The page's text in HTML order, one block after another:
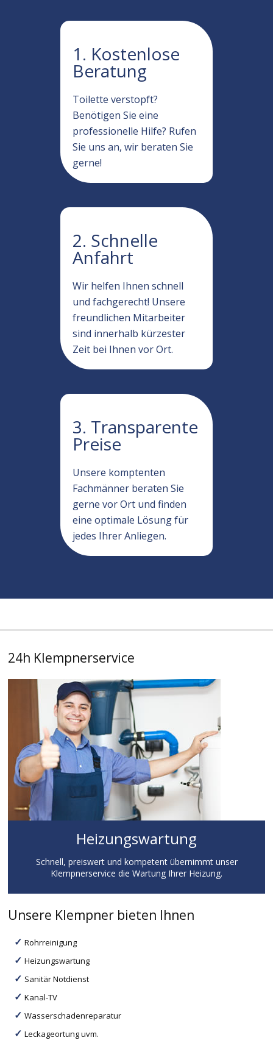
1. Kostenlose
Beratung
Toilette verstopft?
Benötigen Sie eine
professionelle Hilfe? Rufen
Sie uns an, wir beraten Sie
gerne!
2. Schnelle
Anfahrt
Wir helfen Ihnen schnell
und fachgerecht! Unsere
freundlichen Mitarbeiter
sind innerhalb kürzester
Zeit bei Ihnen vor Ort.
3. Transparente
Preise
Unsere komptenten
Fachmänner beraten Sie
gerne vor Ort und finden
eine optimale Lösung für
jedes Ihrer Anliegen.
24h Klempnerservice
Heizungswartung
Schnell, preiswert und kompetent übernimmt unser
Klempnerservice die Wartung Ihrer Heizung.
Unsere Klempner bieten Ihnen
Rohrreinigung
Heizungswartung
Sanitär Notdienst
Kanal-TV
Wasserschadenreparatur
Leckageortung uvm.